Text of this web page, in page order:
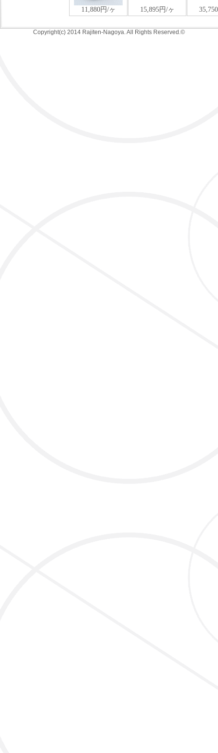
Copyright(c) 2014 Rajiten-Nagoya. All Rights Reserved.©